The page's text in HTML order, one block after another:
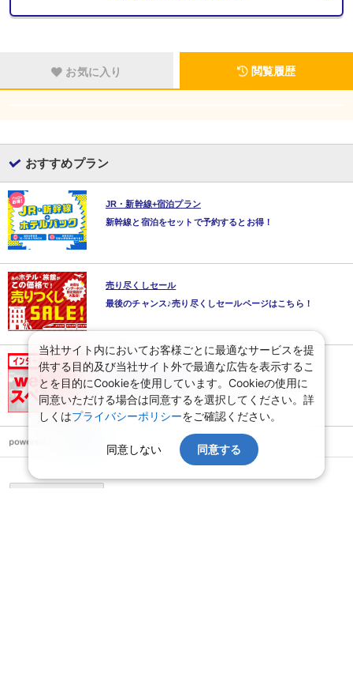
お気に入り 閲覧履歴
おすすめプラン
JR・新幹線+宿泊プラン
新幹線と宿泊をセットで予約するとお得！
売り尽くしセール
最後のチャンス♪売り尽くしセールページはこちら！
WEBコレクション
最新のWEB限定価格とツアーはここでチェック！
当社サイト内においてお客様ごとに最適なサービスを提
供する目的及び当社サイト外で最適な広告を表示するこ
とを目的にCookieを使用しています。Cookieの使用に
同意いただける場合は同意するを選択してください。詳
しくはプライバシーポリシーをご確認ください。
同意しない 同意する